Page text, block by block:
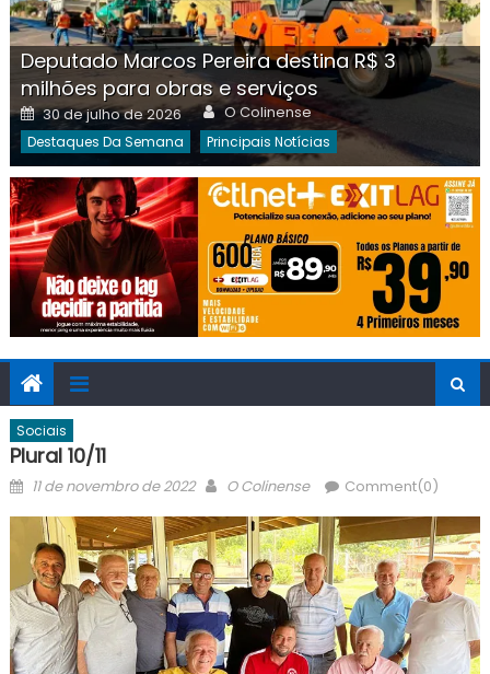
Deputado Marcos Pereira destina R$ 3
milhões para obras e serviços
Posted
on
30 de julho de 2026 Author
O Colinense
Destaques Da Semana Principais Notícias
Sociais
Plural 10/11
Posted
11 de novembro de 2022 Author
O Colinense Comment(0)